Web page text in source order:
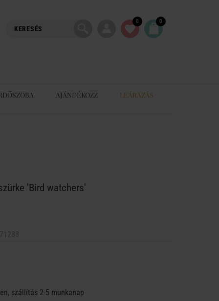
0 0
AJÁNDÉKOZZ LEÁRAZÁS
'Bird watchers'
szállítás 2-5 munkanap